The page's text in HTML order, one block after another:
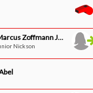
Ind: Marcus Zoffmann Johansen
Nickson